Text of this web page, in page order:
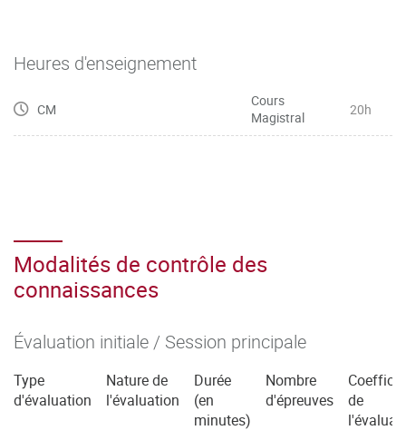
Heures d'enseignement
CM
Cours
Magistral
20h
Modalités de contrôle des
connaissances
Évaluation initiale / Session principale
Type
d'évaluation
Nature de
l'évaluation
Durée
(en
minutes)
Nombre
d'épreuves
de